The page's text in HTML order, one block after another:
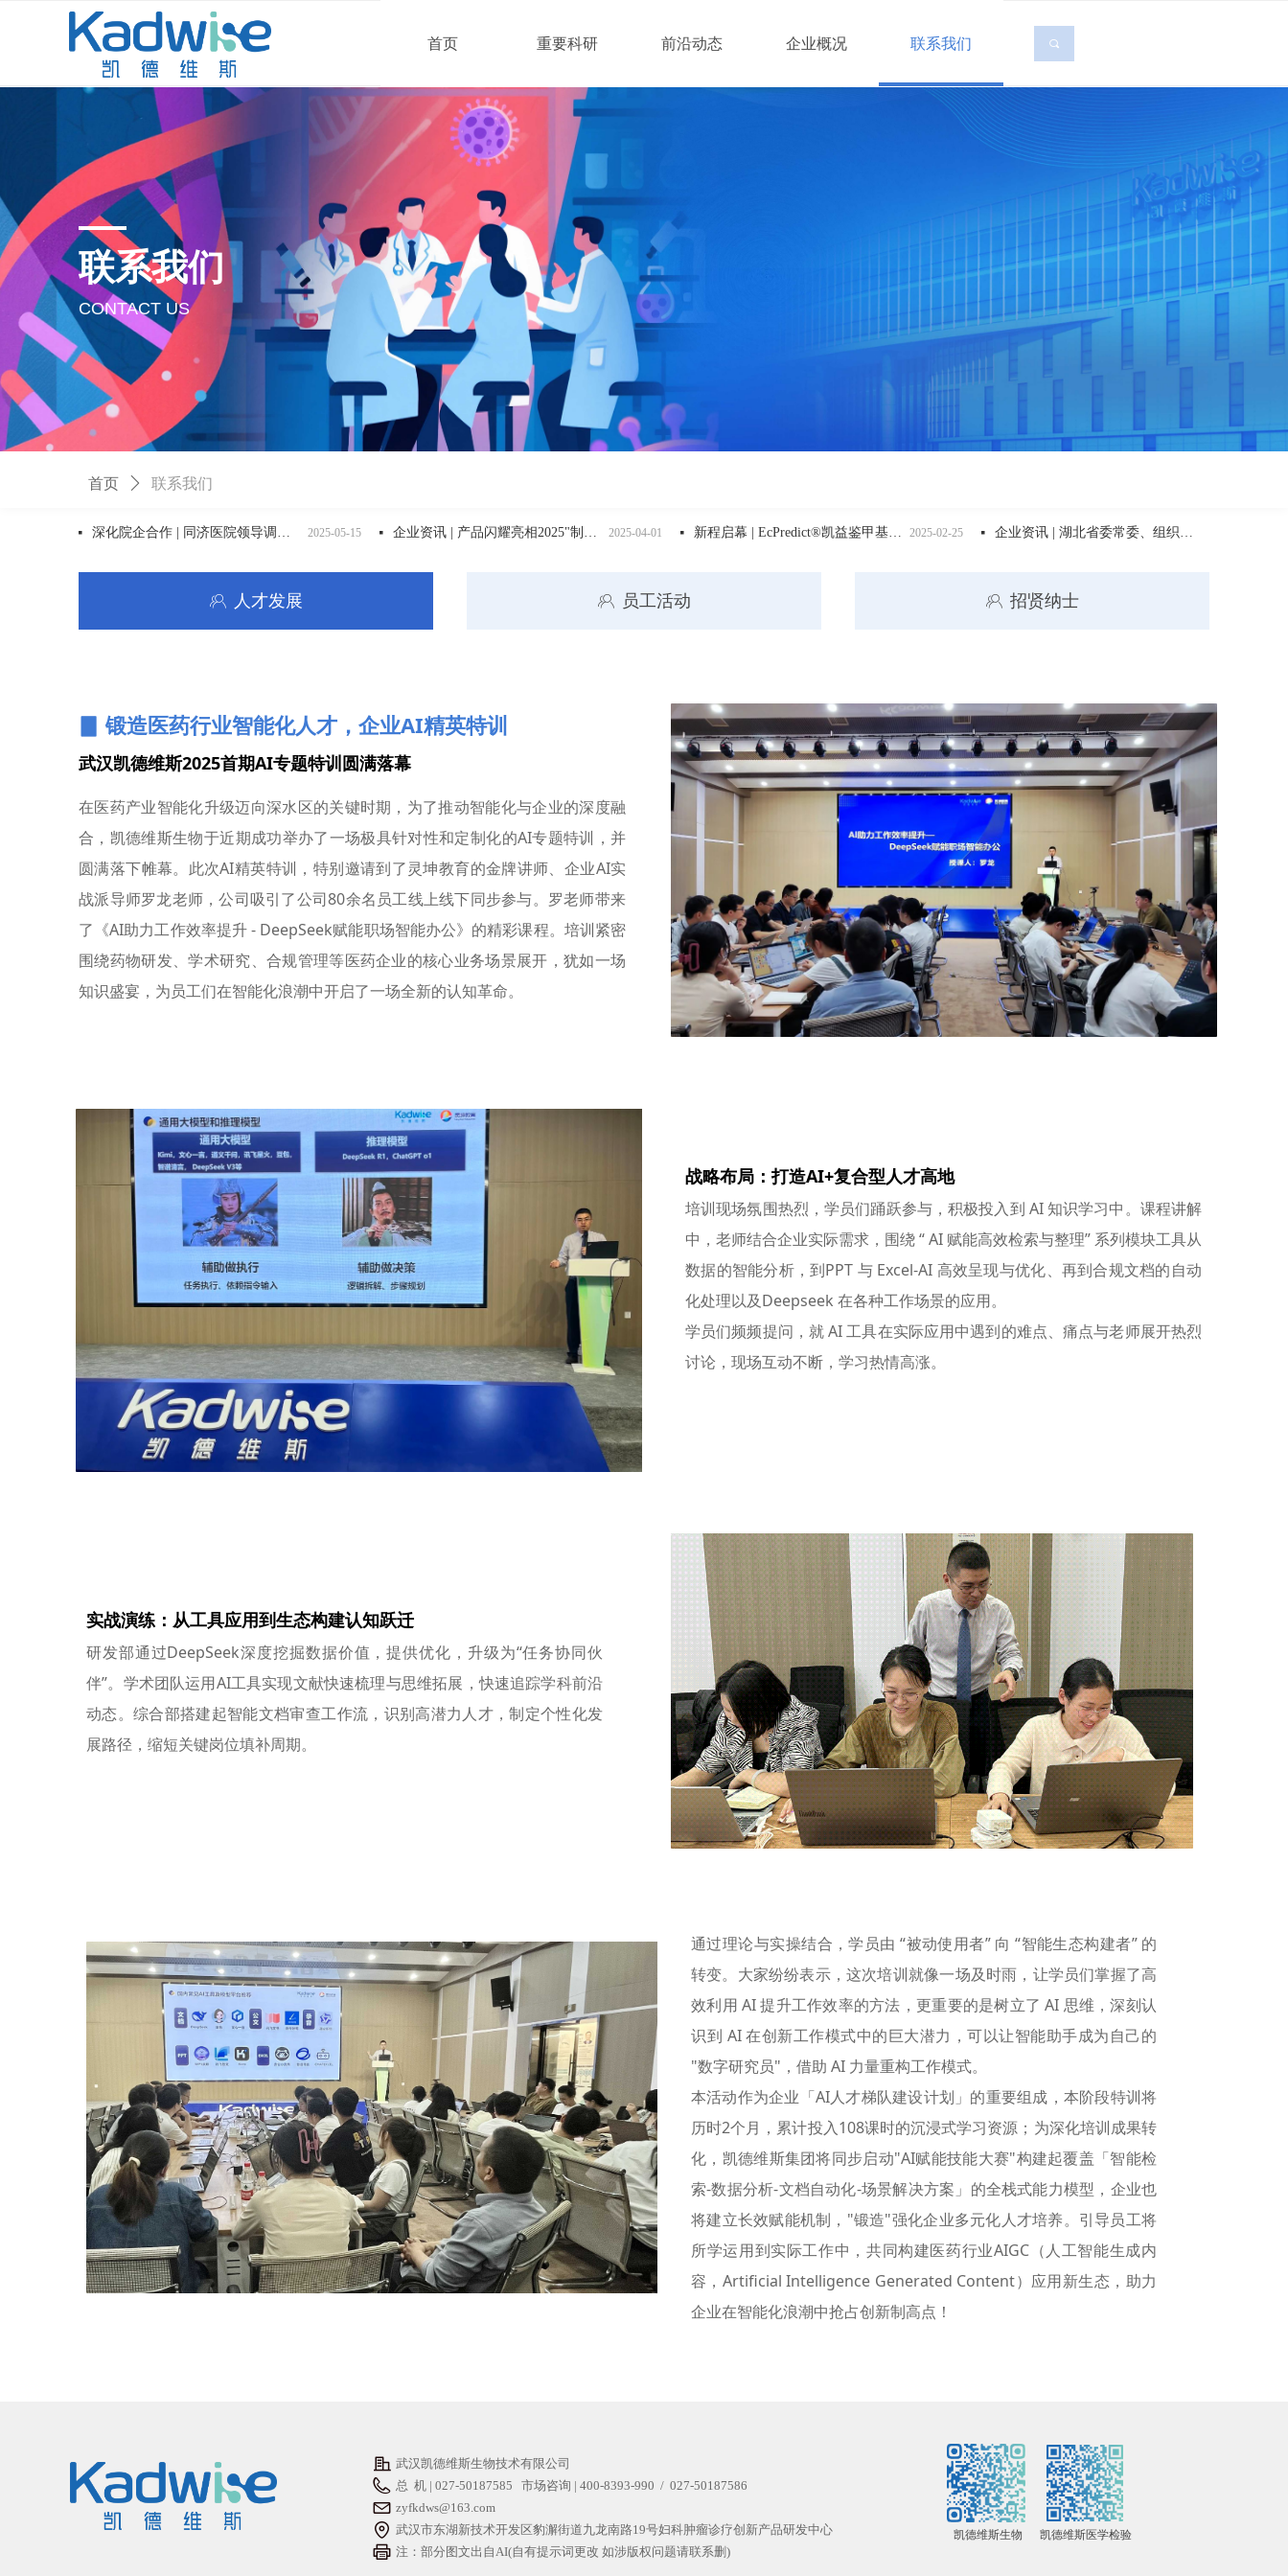
首页 重要科研 前沿动态 企业概况 联系我们 끠
联系我们
CONTACT US
首页 ꄲ 联系我们
ꁘ 人才发展 ꁘ 员工活动 ꁘ 招贤纳士
▊ 锻造医药行业智能化人才，企业AI精英特训
武汉凯德维斯2025首期AI专题特训圆满落幕
在医药产业智能化升级迈向深水区的关键时期，为了推动智能化与企业的深度融
合，凯德维斯生物于近期成功举办了一场极具针对性和定制化的AI专题特训，并
圆满落下帷幕。此次AI精英特训，特别邀请到了灵坤教育的金牌讲师、企业AI实
战派导师罗龙老师，公司吸引了公司80余名员工线上线下同步参与。罗老师带来
了《AI助力工作效率提升 - DeepSeek赋能职场智能办公》的精彩课程。培训紧密
围绕药物研发、学术研究、合规管理等医药企业的核心业务场景展开，犹如一场
知识盛宴，为员工们在智能化浪潮中开启了一场全新的认知革命。
战略布局：打造AI+复合型人才高地
培训现场氛围热烈，学员们踊跃参与，积极投入到 AI 知识学习中。课程讲解
中，老师结合企业实际需求，围绕 “ AI 赋能高效检索与整理” 系列模块工具从
数据的智能分析，到PPT 与 Excel-AI 高效呈现与优化、再到合规文档的自动
化处理以及Deepseek 在各种工作场景的应用。
学员们频频提问，就 AI 工具在实际应用中遇到的难点、痛点与老师展开热烈
讨论，现场互动不断，学习热情高涨。
2025-05-20
넷 企业资讯 | 湖北省委常委、组织部长张文兵一行莅临凯德维斯调研人才与科技成果转化工作
2025-05-15
深化院企合作 | 同济医院领导调研凯德维斯，聚焦科创成果转化与生物医药产业发展 2025-04-01
넷 企业资讯 | 产品闪耀亮相2025"制造翘楚 建功支点"湖北省医疗器械产业创新产品示范应用对接会 2025-02-25
넷 新程启幕 | EcPredict®凯益鉴甲基化检测试剂盒震撼上市，开启子宫内膜癌防控新篇章！
实战演练：从工具应用到生态构建认知跃迁
研发部通过DeepSeek深度挖掘数据价值，提供优化，升级为“任务协同伙
伴”。学术团队运用AI工具实现文献快速梳理与思维拓展，快速追踪学科前沿
动态。综合部搭建起智能文档审查工作流，识别高潜力人才，制定个性化发
展路径，缩短关键岗位填补周期。
通过理论与实操结合，学员由 “被动使用者” 向 “智能生态构建者” 的
转变。大家纷纷表示，这次培训就像一场及时雨，让学员们掌握了高
效利用 AI 提升工作效率的方法，更重要的是树立了 AI 思维，深刻认
识到 AI 在创新工作模式中的巨大潜力，可以让智能助手成为自己的
"数字研究员"，借助 AI 力量重构工作模式。
本活动作为企业「AI人才梯队建设计划」的重要组成，本阶段特训将
历时2个月，累计投入108课时的沉浸式学习资源；为深化培训成果转
化，凯德维斯集团将同步启动"AI赋能技能大赛"构建起覆盖「智能检
索-数据分析-文档自动化-场景解决方案」的全栈式能力模型，企业也
将建立长效赋能机制，"锻造"强化企业多元化人才培养。引导员工将
所学运用到实际工作中，共同构建医药行业AIGC（人工智能生成内
容，Artificial Intelligence Generated Content）应用新生态，助力
企业在智能化浪潮中抢占创新制高点！
武汉凯德维斯生物技术有限公司
总  机 | 027-50187585   市场咨询 | 400-8393-990  /  027-50187586
zyfkdws@163.com
武汉市东湖新技术开发区豹澥街道九龙南路19号妇科肿瘤诊疗创新产品研发中心
注：部分图文出自AI(自有提示词更改 如涉版权问题请联系删)
凯德维斯医学检验
凯德维斯生物